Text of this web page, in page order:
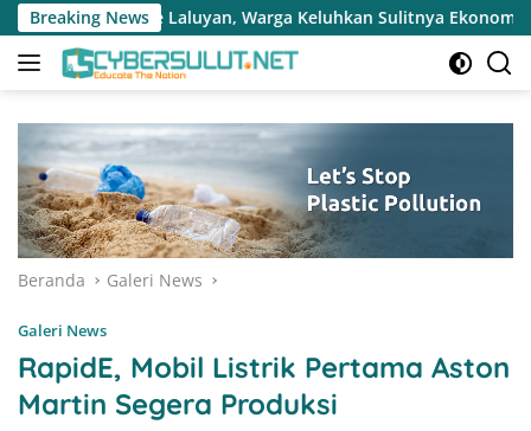
Langsung
ke
konten
Breaking News
Warga Keluhkan Sulitnya Ekonomi dan Akses Pasar UMKM
Beranda Galeri News
Galeri News
RapidE, Mobil Listrik Pertama Aston
Martin Segera Produksi